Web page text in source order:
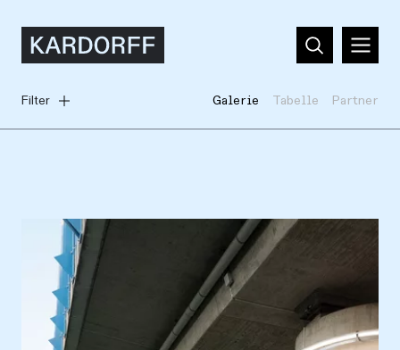
Filter Galerie Tabelle Partner